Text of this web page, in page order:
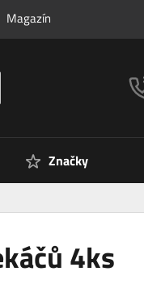
Magazín
Značky
4ks